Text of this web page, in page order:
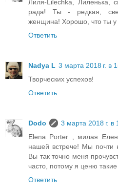
Лиля-Lilechka, Лиленька,
рада! Ты - редкая,
женщина! Хорошо, что ты у
Ответить
Nadya L 3 марта 2018 г. в
Творческих успехов!
Ответить
Dodo
3 марта 2018 г. в
Elena Porter , милая
нашей встрече! Мы
Вы так точно меня
часто, потому я ценю такие
Ответить